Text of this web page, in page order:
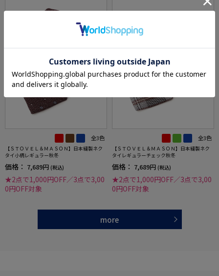
全3色
【ＳＴＯＶＥＬ＆ＭＡＳＯＮ】日本縫製ネク
タイ小柄レギュラー秋冬
価格： 7,689円 (税込)
★2点で1,000円OFF／3点で3,00
0円OFF対象
全3色
【ＳＴＯＶＥＬ＆ＭＡＳＯＮ】日本縫製ネク
タイレギュラーチェック秋冬
価格： 7,689円 (税込)
★2点で1,000円OFF／3点で3,00
0円OFF対象
more